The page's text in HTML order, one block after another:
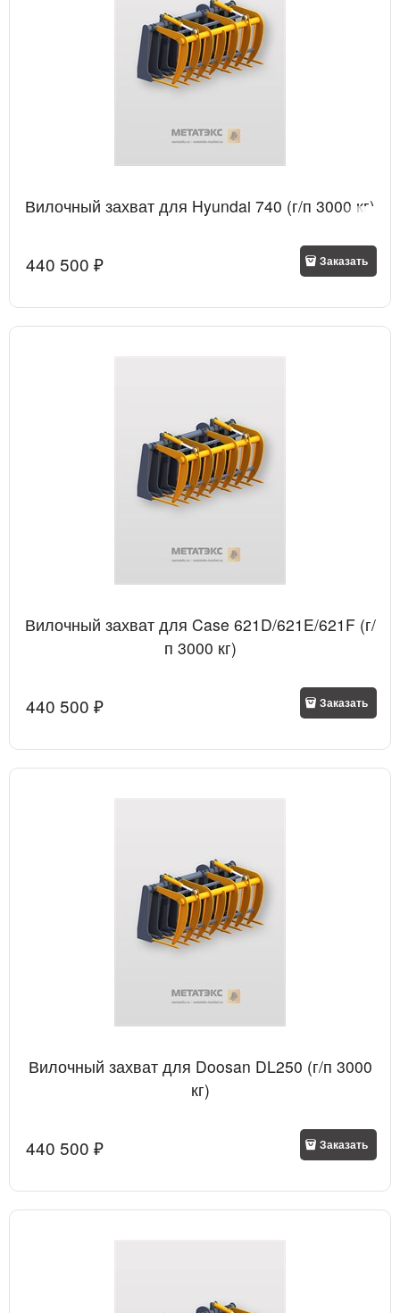
Вилочный захват для Hyundai 740 (г/п 3000 кг)
440 500 ₽ Заказать
Вилочный захват для Case 621D/621E/621F (г/
п 3000 кг)
440 500 ₽ Заказать
Вилочный захват для Doosan DL250 (г/п 3000
кг)
440 500 ₽ Заказать